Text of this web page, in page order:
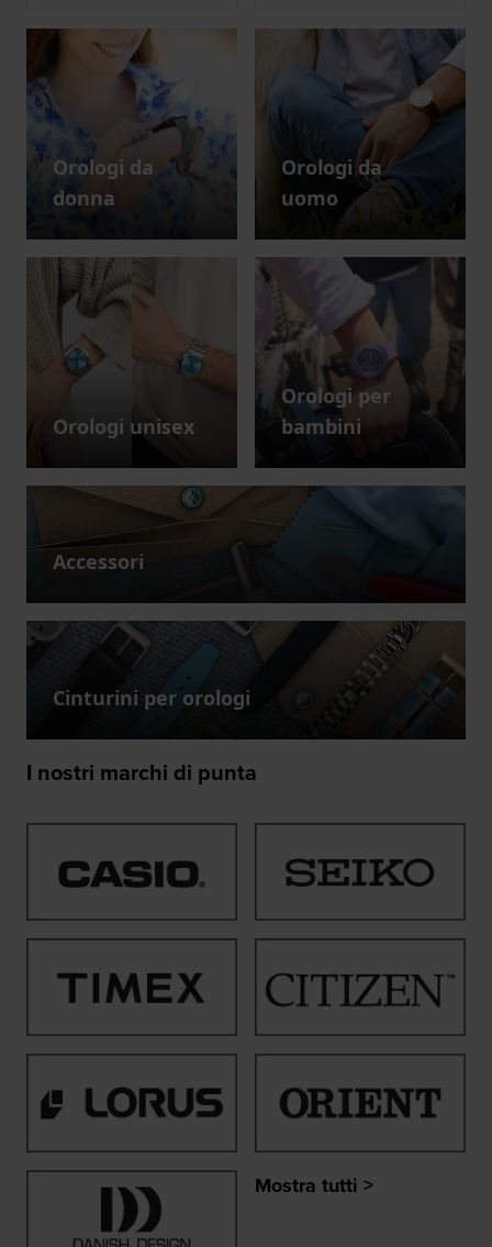
Orologi da
donna
Orologi da
uomo
Orologi unisex
Orologi per
bambini
Accessori
Cinturini per orologi
I nostri marchi di punta
Mostra tutti >